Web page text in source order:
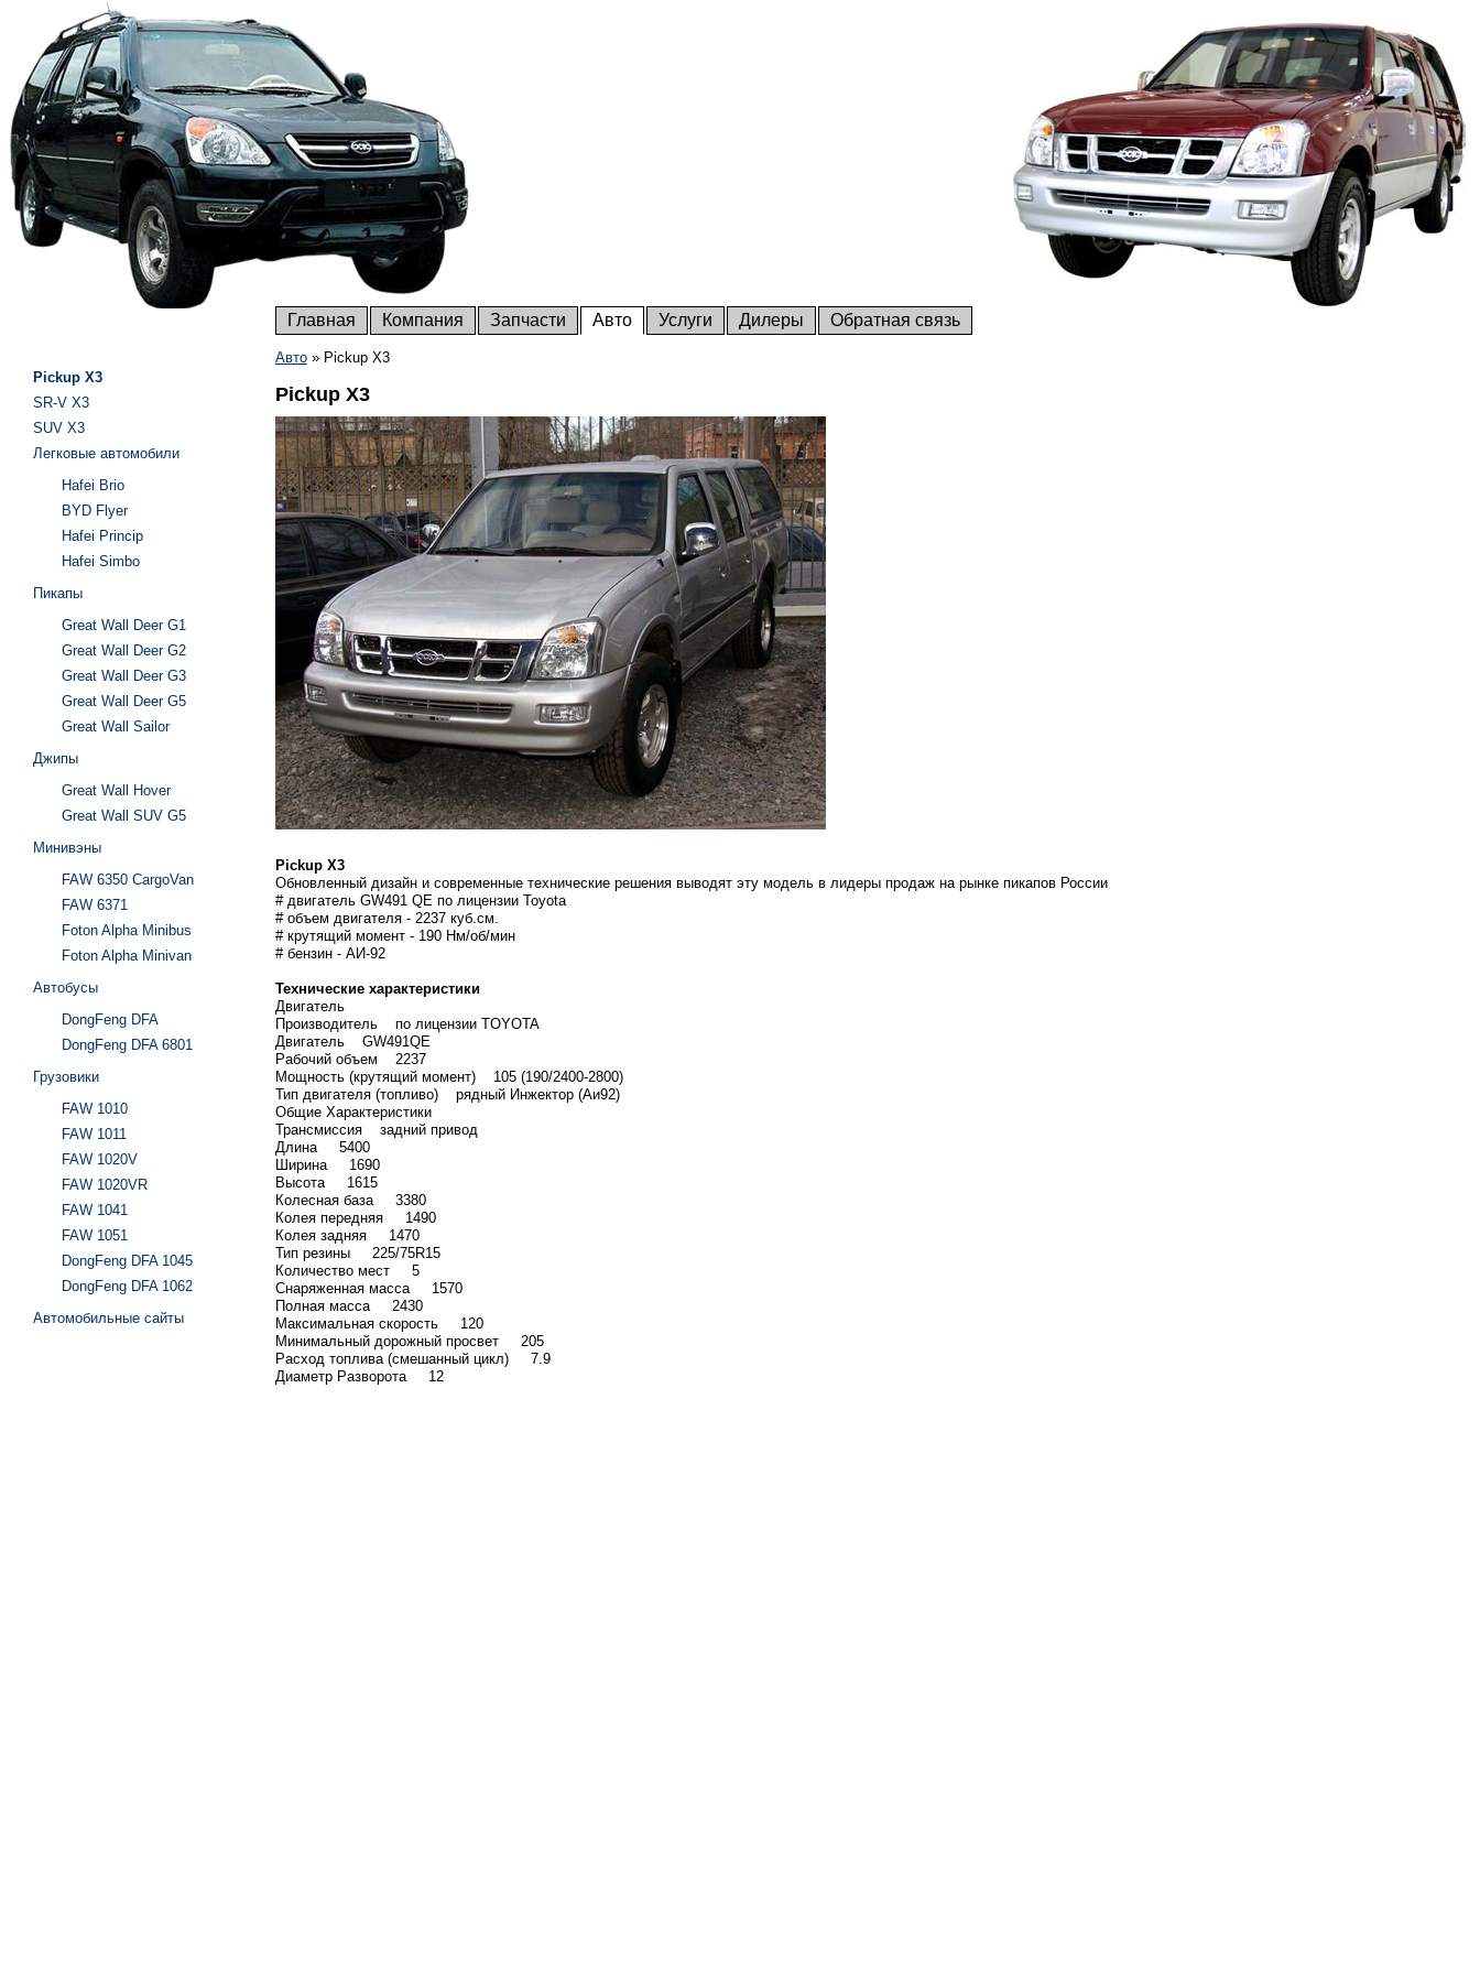
Главная Компания Запчасти Авто Услуги Дилеры Обратная связь
Авто » Pickup X3
Pickup X3
Pickup X3
Обновленный дизайн и современные технические решения выводят эту модель в лидеры продаж на рынке пикапов России
# двигатель GW491 QE по лицензии Toyota
# объем двигателя - 2237 куб.см.
# крутящий момент - 190 Нм/об/мин
# бензин - АИ-92
Технические характеристики
Двигатель
Производитель по лицензии TOYOTA
Двигатель GW491QE
Рабочий объем 2237
Мощность (крутящий момент) 105 (190/2400-2800)
Тип двигателя (топливо) рядный Инжектор (Аи92)
Общие Характеристики
Трансмиссия задний привод
Длина 5400
Ширина 1690
Высота 1615
Колесная база 3380
Колея передняя 1490
Колея задняя 1470
Тип резины 225/75R15
Количество мест 5
Снаряженная масса 1570
Полная масса 2430
Максимальная скорость 120
Минимальный дорожный просвет 205
Расход топлива (смешанный цикл) 7.9
Диаметр Разворота 12
Pickup X3
SR-V X3
SUV X3
Легковые автомобили
Hafei Brio
BYD Flyer
Hafei Princip
Hafei Simbo
Пикапы
Great Wall Deer G1
Great Wall Deer G2
Great Wall Deer G3
Great Wall Deer G5
Great Wall Sailor
Джипы
Great Wall Hover
Great Wall SUV G5
Минивэны
FAW 6350 CargoVan
FAW 6371
Foton Alpha Minibus
Foton Alpha Minivan
Автобусы
DongFeng DFA
DongFeng DFA 6801
Грузовики
FAW 1010
FAW 1011
FAW 1020V
FAW 1020VR
FAW 1041
FAW 1051
DongFeng DFA 1045
DongFeng DFA 1062
Автомобильные сайты